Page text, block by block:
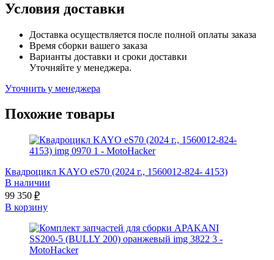
Условия доставки
Доставка осуществляется после полной оплаты заказа
Время сборки вашего заказа
Варианты доставки и сроки доставки
Уточняйте у менеджера.
Уточнить у менеджера
Похожие товары
Квадроцикл KAYO eS70 (2024 г., 1560012-824- 4153)
В наличии
99 350 ₽
В корзину